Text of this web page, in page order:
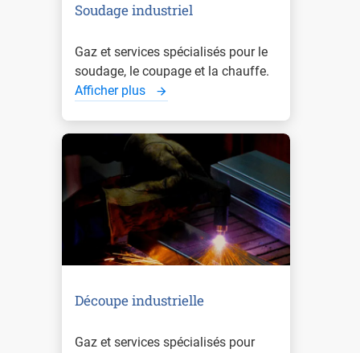
Soudage industriel
Gaz et services spécialisés pour le
soudage, le coupage et la chauffe.
Afficher plus
Découpe industrielle
Gaz et services spécialisés pour